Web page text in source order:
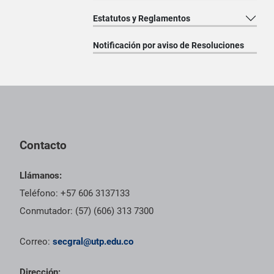
Estatutos y Reglamentos
Notificación por aviso de Resoluciones
Contacto
Llámanos:
Teléfono: +57 606 3137133
Conmutador: (57) (606) 313 7300
Correo: secgral@utp.edu.co